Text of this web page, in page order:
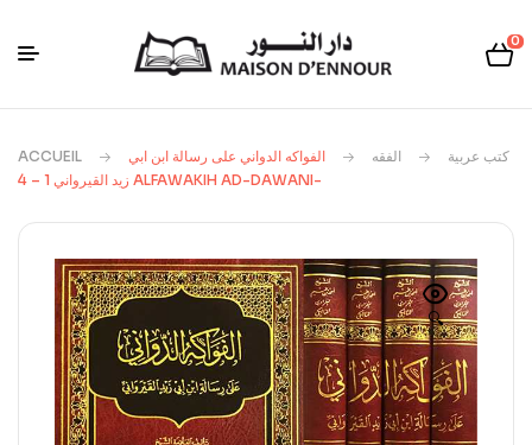
0
ACCUEIL كتب عربية الفقه
الفواكه الدواني على رسالة ابن ابي
زيد القيرواني 1 – 4 ALFAWAKIH AD-DAWANI-
🔍